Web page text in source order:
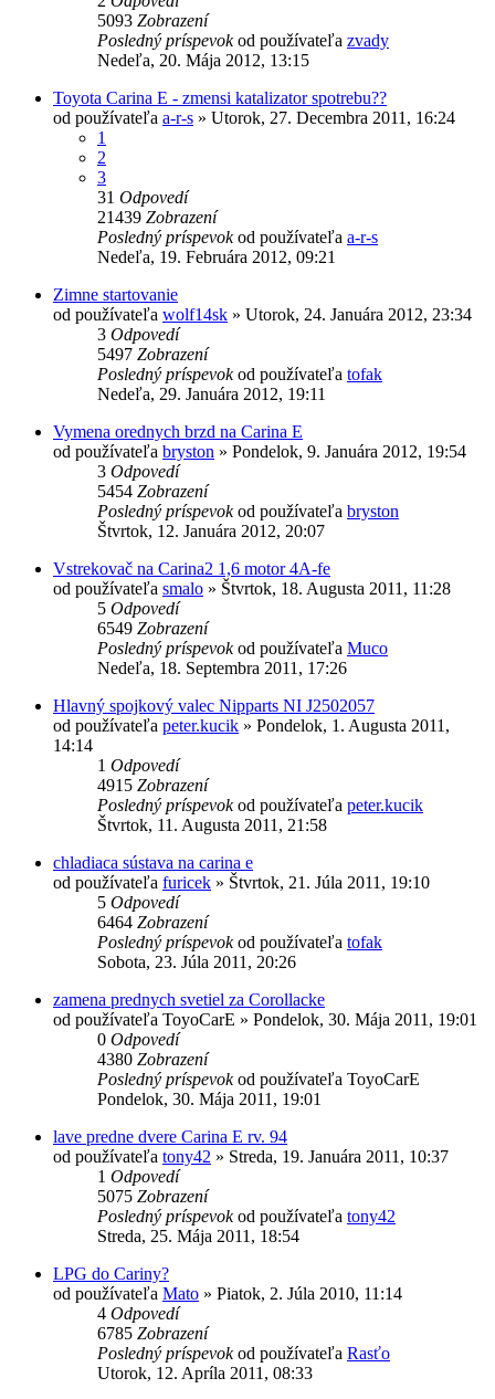
5093 Zobrazení
Posledný príspevokod používateľa zvady
Nedeľa, 20. Mája 2012, 13:15
Toyota Carina E - zmensi katalizator spotrebu??
od používateľa a-r-s » Utorok, 27. Decembra 2011, 16:24
1
2
3
31 Odpovedí
21439 Zobrazení
Posledný príspevokod používateľa a-r-s
Nedeľa, 19. Februára 2012, 09:21
Zimne startovanie
od používateľa wolf14sk » Utorok, 24. Januára 2012, 23:34
3 Odpovedí
5497 Zobrazení
Posledný príspevokod používateľa tofak
Nedeľa, 29. Januára 2012, 19:11
Vymena orednych brzd na Carina E
od používateľa bryston » Pondelok, 9. Januára 2012, 19:54
3 Odpovedí
5454 Zobrazení
Posledný príspevokod používateľa bryston
Štvrtok, 12. Januára 2012, 20:07
Vstrekovač na Carina2 1,6 motor 4A-fe
od používateľa smalo » Štvrtok, 18. Augusta 2011, 11:28
5 Odpovedí
6549 Zobrazení
Posledný príspevokod používateľa Muco
Nedeľa, 18. Septembra 2011, 17:26
Hlavný spojkový valec Nipparts NI J2502057
od používateľa peter.kucik » Pondelok, 1. Augusta 2011,
14:14
1 Odpovedí
4915 Zobrazení
Posledný príspevokod používateľa peter.kucik
Štvrtok, 11. Augusta 2011, 21:58
chladiaca sústava na carina e
od používateľa furicek » Štvrtok, 21. Júla 2011, 19:10
5 Odpovedí
6464 Zobrazení
Posledný príspevokod používateľa tofak
Sobota, 23. Júla 2011, 20:26
zamena prednych svetiel za Corollacke
od používateľa ToyoCarE » Pondelok, 30. Mája 2011, 19:01
0 Odpovedí
4380 Zobrazení
Posledný príspevokod používateľa ToyoCarE
Pondelok, 30. Mája 2011, 19:01
lave predne dvere Carina E rv. 94
od používateľa tony42 » Streda, 19. Januára 2011, 10:37
1 Odpovedí
5075 Zobrazení
Posledný príspevokod používateľa tony42
Streda, 25. Mája 2011, 18:54
LPG do Cariny?
od používateľa Mato » Piatok, 2. Júla 2010, 11:14
4 Odpovedí
6785 Zobrazení
Posledný príspevokod používateľa Rasťo
Utorok, 12. Apríla 2011, 08:33